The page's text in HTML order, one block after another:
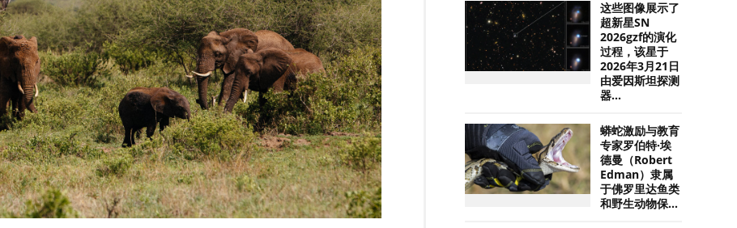
这些图像展示了
超新星SN
2026gzf的演化
过程，该星于
2026年3月21日
由爱因斯坦探测
器...
蟒蛇激励与教育
专家罗伯特·埃
德曼（Robert
Edman）隶属
于佛罗里达鱼类
和野生动物保...